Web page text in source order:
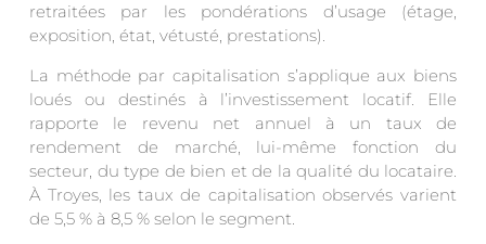
retraitées par les pondérations d’usage (étage,
exposition, état, vétusté, prestations).
La méthode par capitalisation s’applique aux biens
loués ou destinés à l’investissement locatif. Elle
rapporte le revenu net annuel à un taux de
rendement de marché, lui-même fonction du
secteur, du type de bien et de la qualité du locataire.
À Troyes, les taux de capitalisation observés varient
de 5,5 % à 8,5 % selon le segment.